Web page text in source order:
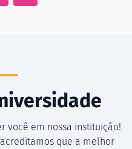
você em nossa instituição!
que a melhor